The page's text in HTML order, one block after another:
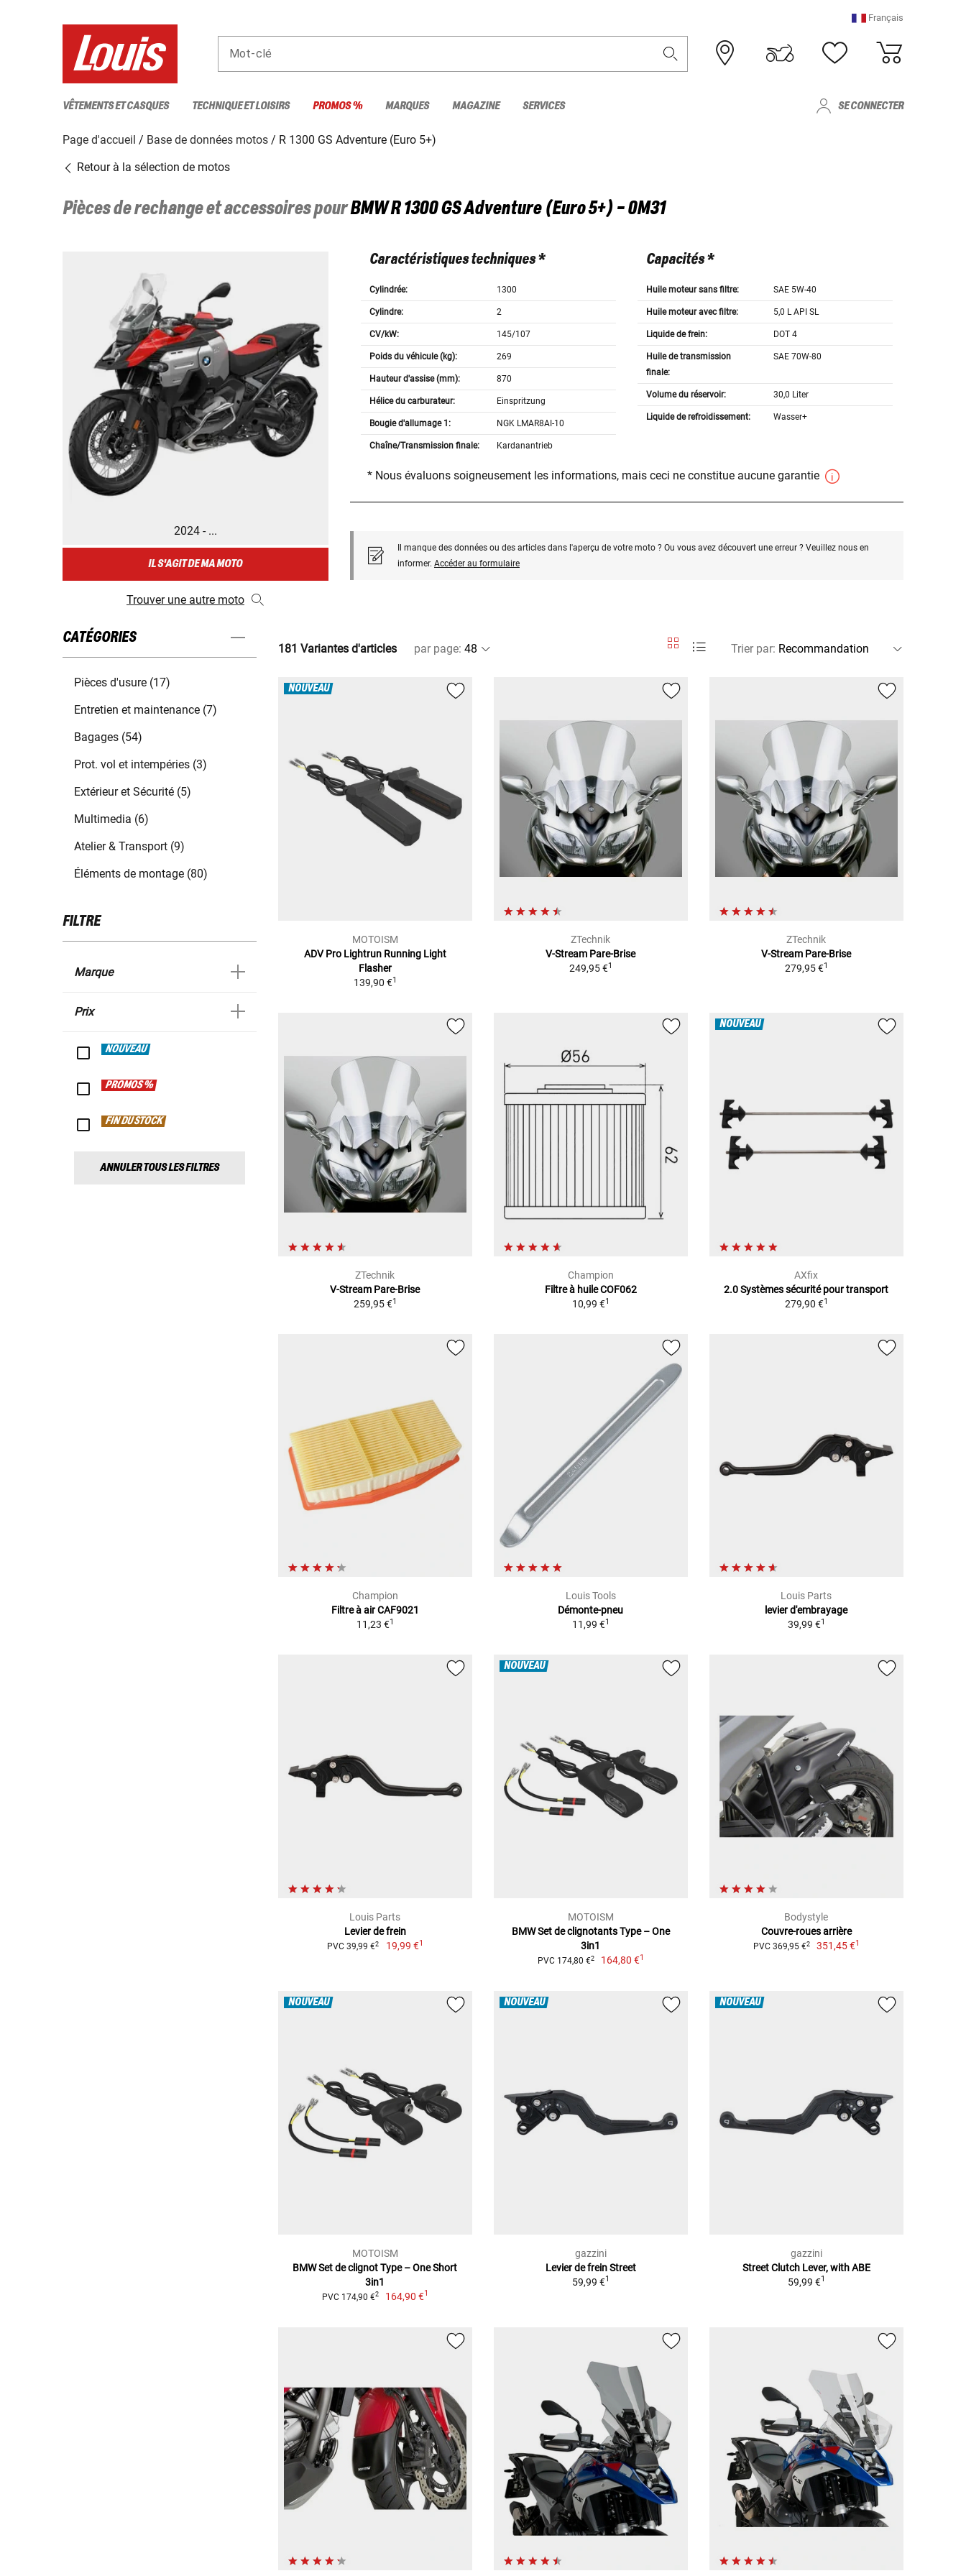
Français
Mot-clé
VÊTEMENTS ET CASQUES TECHNIQUE ET LOISIRS PROMOS % MARQUES MAGAZINE SERVICES SE CONNECTER
Page d'accueil Base de données motos
R 1300 GS Adventure (Euro 5+)
Retour à la sélection de motos
Pièces de rechange et accessoires pourBMWR 1300 GS Adventure (Euro 5+) - 0M31
2024 - ...
IL S'AGIT DE MA MOTO
Trouver une autre moto
Caractéristiques techniques *
Cylindrée: 1300
Cylindre: 2
CV/kW: 145/107
Poids du véhicule (kg): 269
Hauteur d'assise (mm): 870
Hélice du carburateur: Einspritzung
Bougie d'allumage 1: NGK LMAR8AI-10
Chaîne/Transmission finale: Kardanantrieb
Capacités *
Huile moteur sans filtre: SAE 5W-40
Huile moteur avec filtre: 5,0 L API SL
Liquide de frein: DOT 4
Huile de transmission
finale:
SAE 70W-80
Volume du réservoir: 30,0 Liter
Liquide de refroidissement: Wasser+
* Nous évaluons soigneusement les informations, mais ceci ne constitue aucune garantie
Il manque des données ou des articles dans l'aperçu de votre moto ? Ou vous avez découvert une erreur ? Veuillez nous en
informer. Accéder au formulaire
CATÉGORIES
Pièces d'usure (17)
Entretien et maintenance (7)
Bagages (54)
Prot. vol et intempéries (3)
Extérieur et Sécurité (5)
Multimedia (6)
Atelier & Transport (9)
Éléments de montage (80)
FILTRE
Marque
Prix
NOUVEAU
PROMOS %
FIN DU STOCK
ANNULER TOUS LES FILTRES
181 Variantes d'articles par page: Trier par:
NOUVEAU
MOTOISM
ADV Pro Lightrun Running Light
Flasher
139,90 €1
ZTechnik
V-Stream Pare-Brise
249,95 €1
ZTechnik
V-Stream Pare-Brise
279,95 €1
ZTechnik
V-Stream Pare-Brise
259,95 €1
Champion
Filtre à huile COF062
10,99 €1
NOUVEAU
AXfix
2.0 Systèmes sécurité pour transport
279,90 €1
Champion
Filtre à air CAF9021
11,23 €1
Louis Tools
Démonte-pneu
11,99 €1
Louis Parts
levier d'embrayage
39,99 €1
Louis Parts
Levier de frein
PVC 39,99 €2 19,99 €1
NOUVEAU
MOTOISM
BMW Set de clignotants Type – One
3in1
PVC 174,80 €2 164,80 €1
Bodystyle
Couvre-roues arrière
PVC 369,95 €2 351,45 €1
NOUVEAU
MOTOISM
BMW Set de clignot Type – One Short
3in1
PVC 174,90 €2 164,90 €1
NOUVEAU
gazzini
Levier de frein Street
59,99 €1
NOUVEAU
gazzini
Street Clutch Lever, with ABE
59,99 €1